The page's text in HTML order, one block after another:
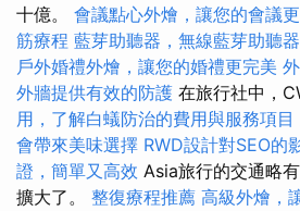
十億。 會議點心外燴，讓您的會議
筋療程 藍芽助聽器，無線藍芽助聽
戶外婚禮外燴，讓您的婚禮更完美
外牆提供有效的防護 在旅行社中，
用，了解白蟻防治的費用與服務項目
會帶來美味選擇 RWD設計對SEO的
證，簡單又高效 Asia旅行的交通略
擴大了。 整復療程推薦 高級外燴，